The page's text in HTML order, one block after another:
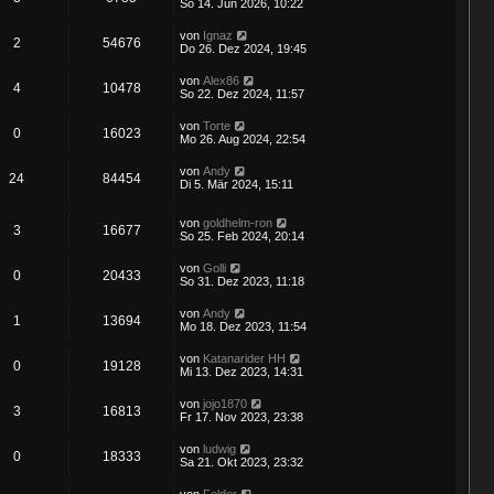
So 14. Jun 2026, 10:22
2 54676 von Ignaz
Do 26. Dez 2024, 19:45
4 10478 von Alex86
So 22. Dez 2024, 11:57
0 16023 von Torte
Mo 26. Aug 2024, 22:54
24 84454 von Andy
Di 5. Mär 2024, 15:11
3 16677 von goldhelm-ron
So 25. Feb 2024, 20:14
0 20433 von Golli
So 31. Dez 2023, 11:18
1 13694 von Andy
Mo 18. Dez 2023, 11:54
0 19128 von Katanarider HH
Mi 13. Dez 2023, 14:31
3 16813 von jojo1870
Fr 17. Nov 2023, 23:38
0 18333 von ludwig
Sa 21. Okt 2023, 23:32